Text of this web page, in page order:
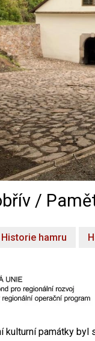
/
Historie hamru
kulturní památky